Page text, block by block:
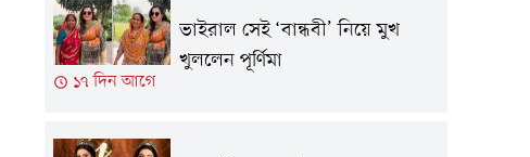
১৭ দিন আগে
ভাইরাল সেই ‘বান্ধবী’ নিয়ে মুখ
খুললেন পূর্ণিমা